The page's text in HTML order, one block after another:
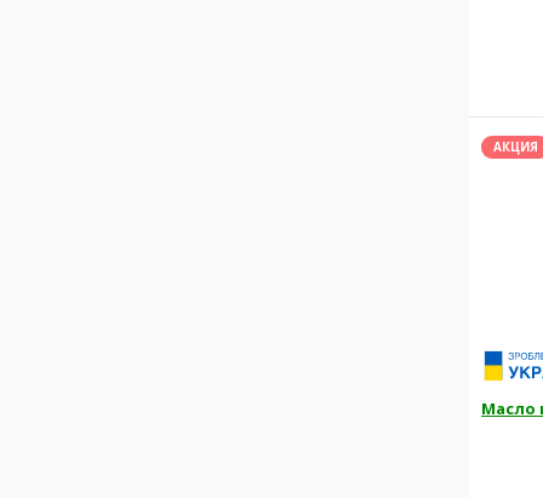
АКЦИЯ
Масло